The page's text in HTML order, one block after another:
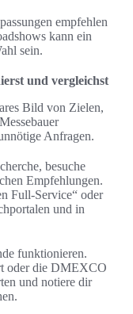
empfehlen
kann ein
sein.
und vergleichst
Bild von Zielen,
Anfragen.
besuche
Empfehlungen.
Full‑Service“ oder
und in
funktionieren.
oder die DMEXCO
und notiere dir